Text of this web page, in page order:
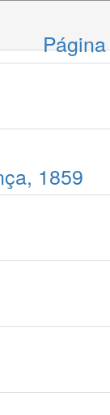
1859